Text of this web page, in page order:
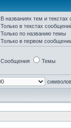
В названиях тем и текстах
Только в текстах
Только по названию темы
Только в первом
Сообщения Темы